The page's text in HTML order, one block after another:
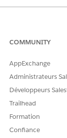
COMMUNITY
AppExchange
Administrateurs
Développeurs
Trailhead
Formation
Confiance